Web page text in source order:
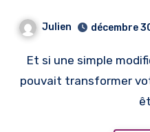
Julien décembre
Et si une simple modification de votre assiette
pouvait transformer